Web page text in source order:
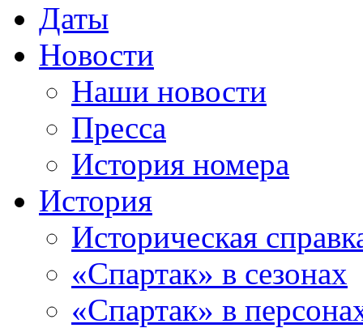
Даты
Новости
Наши новости
Пресса
История номера
История
Историческая
«Спартак» в сезонах
«Спартак» в